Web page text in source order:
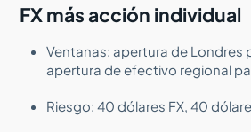
FX más acción individual
Ventanas: apertura de Londres
apertura de efectivo regional
Riesgo: 40 dólares FX, 40